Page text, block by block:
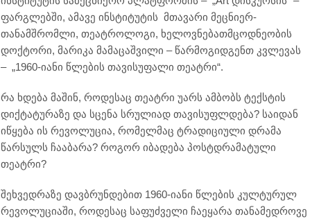
ფარგლებში, ამავე ინსტიტუტის მთავარი მეცნიერ-
თანამშრომლი, თეატროლოგი, ხელოვნებათმცოდნეობის
დოქტორი, მარიკა მამაცაშვილი – წარმოგიდგენთ კვლევას
– „1960-იანი წლების თავისუფალი თეატრი“.
რა ხდება მაშინ, როდესაც თეატრი უარს ამბობს ტექსტის
დიქტატურაზე და სცენა სრულიად თავისუფლდება? საიდან
იწყება ის რევოლუცია, რომელმაც ტრადიციული დრამა
წარსულს ჩააბარა? როგორ იბადება პოსტდრამატული
თეატრი?
შეხვედრაზე დავბრუნდებით 1960-იანი წლების კულტურულ
რევოლუციაში, როდესაც საფუძველი ჩაეყარა თანამედროვე